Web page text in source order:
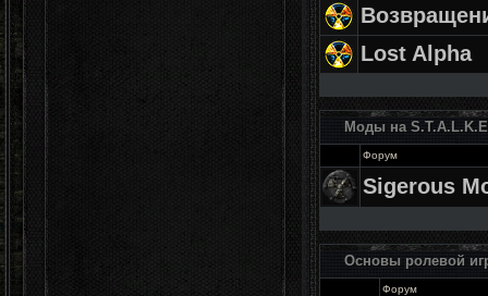
Lost Alpha
Моды на
Форум
Sigerous
Основы ролевой
Форум